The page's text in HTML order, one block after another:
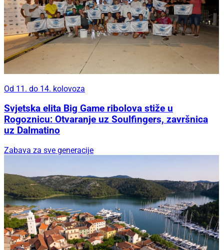
Od 11. do 14. kolovoza
Svjetska elita Big Game ribolova stiže u
Rogoznicu: Otvaranje uz Soulfingers, završnica
uz Dalmatino
Zabava za sve generacije